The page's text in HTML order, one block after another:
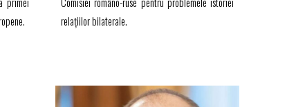
relațiilor bilaterale.